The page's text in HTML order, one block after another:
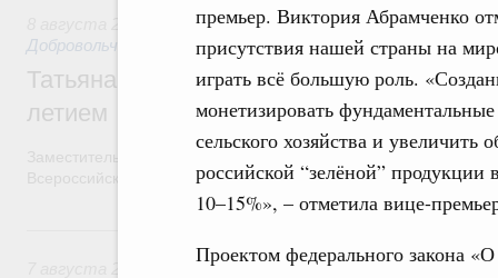
премьер. Виктория Абрамченко
присутствия нашей страны на
играть всё большую роль.
монетизировать
сельского хозяйства и
российской “зелёной” продукции
10–15%», – отметила вице-
Проектом федерального закона
Социальные инновации. Некоммерческие
Добровольчество и волонтёрство. Благотворительность
Татьяна Голикова поздравила
летием
Заместитель Председателя Правительства Татьяна Голикова
Всероссийского общественного движения «Волонтёры-
Экономика городов. Городская среда